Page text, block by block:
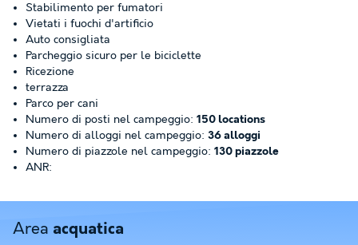
Stabilimento per fumatori
Vietati i fuochi d'artificio
Auto consigliata
Parcheggio sicuro per le biciclette
Ricezione
terrazza
Parco per cani
Numero di posti nel campeggio: 150 locations
Numero di alloggi nel campeggio: 36 alloggi
Numero di piazzole nel campeggio: 130 piazzole
ANR:
Area acquatica